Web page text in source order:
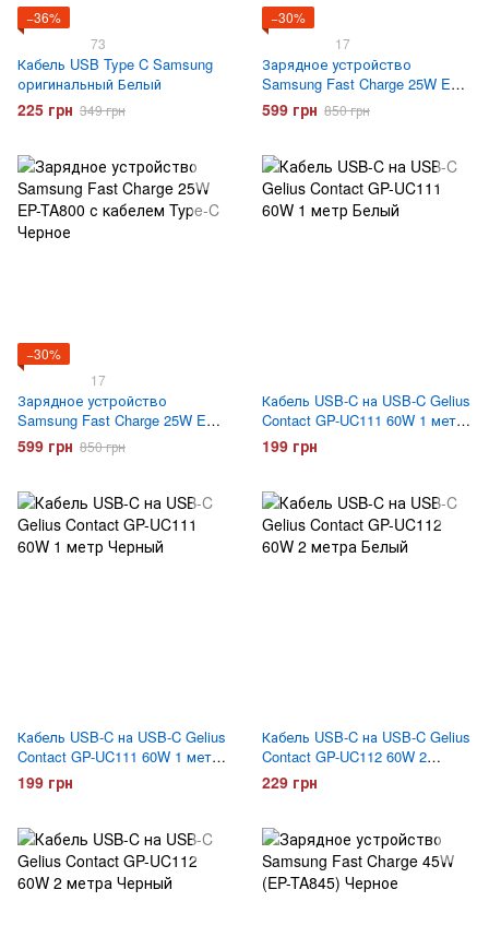
−36%
73
Кабель USB Type C Samsung
оригинальный Белый
225 грн 349 грн
−30%
17
Зарядное устройство
Samsung Fast Charge 25W EP-
TA800 с кабелем Type-C Белое
599 грн 850 грн
−30%
17
Зарядное устройство
Samsung Fast Charge 25W EP-
TA800 с кабелем Type-C
Черное
599 грн 850 грн
Кабель USB-C на USB-C Gelius
Contact GP-UC111 60W 1 метр
Белый
199 грн
Кабель USB-C на USB-C Gelius
Contact GP-UC111 60W 1 метр
Черный
199 грн
Кабель USB-C на USB-C Gelius
Contact GP-UC112 60W 2
метра Белый
229 грн